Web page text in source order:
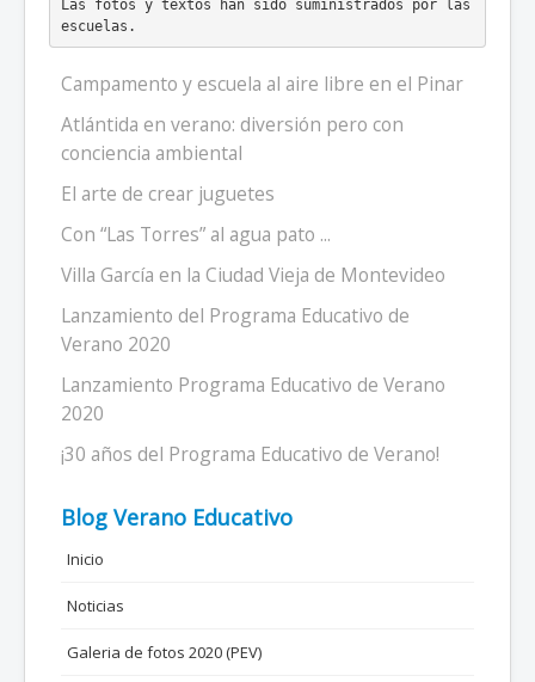
Las fotos y textos han sido suministrados por las
escuelas.
Campamento y escuela al aire libre en el Pinar
Atlántida en verano: diversión pero con
conciencia ambiental
El arte de crear juguetes
Con “Las Torres” al agua pato ...
Villa García en la Ciudad Vieja de Montevideo
Lanzamiento del Programa Educativo de
Verano 2020
Lanzamiento Programa Educativo de Verano
2020
¡30 años del Programa Educativo de Verano!
Blog Verano Educativo
Inicio
Noticias
Galeria de fotos 2020 (PEV)